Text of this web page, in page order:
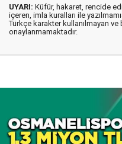
UYARI: Küfür, hakaret, rencide
içeren, imla kuralları ile
Türkçe karakter kullanılmayan
onaylanmamaktadır.